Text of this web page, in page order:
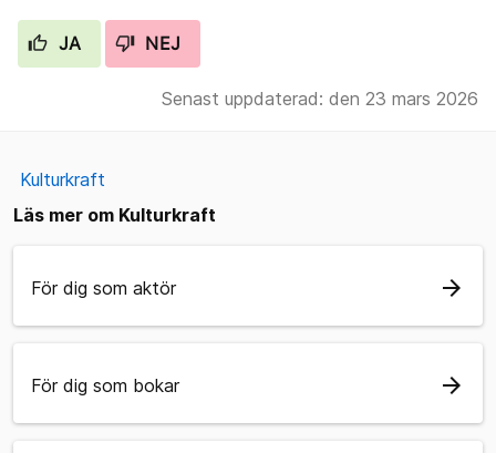
JA NEJ
Senast uppdaterad: den 23 mars 2026
Kulturkraft
Läs mer om Kulturkraft
För dig som aktör arrow_forward
För dig som bokar arrow_forward